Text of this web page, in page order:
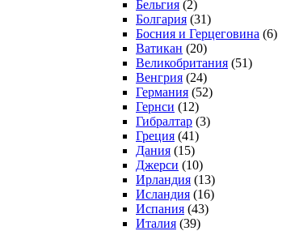
Бельгия (2)
Болгария (31)
Босния и Герцеговина (6)
Ватикан (20)
Великобритания (51)
Венгрия (24)
Германия (52)
Гернси (12)
Гибралтар (3)
Греция (41)
Дания (15)
Джерси (10)
Ирландия (13)
Исландия (16)
Испания (43)
Италия (39)